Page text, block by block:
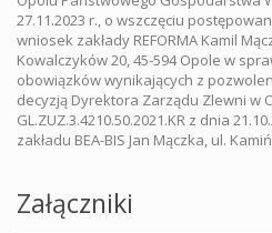
27.11.2023 r., o wszczęciu
wniosek zakłady REFORMA Kamil
Kowalczyków 20, 45-594 Opole w
obowiązków wynikających z
decyzją Dyrektora Zarządu Zlewni w
GL.ZUZ.3.4210.50.2021.KR z dnia
zakładu BEA-BIS Jan Mączka, ul.
Załączniki